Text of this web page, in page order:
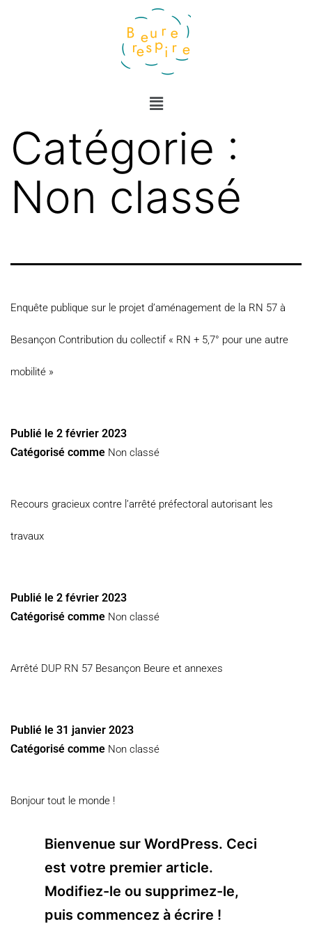
Catégorie :
Non classé
Enquête publique sur le projet d’aménagement de la RN 57 à
Besançon Contribution du collectif « RN + 5,7° pour une autre
mobilité »
Publié le 2 février 2023
Catégorisé comme Non classé
Recours gracieux contre l’arrêté préfectoral autorisant les
travaux
Publié le 2 février 2023
Catégorisé comme Non classé
Arrêté DUP RN 57 Besançon Beure et annexes
Publié le 31 janvier 2023
Catégorisé comme Non classé
Bonjour tout le monde !
Bienvenue sur WordPress. Ceci
est votre premier article.
Modifiez-le ou supprimez-le,
puis commencez à écrire !